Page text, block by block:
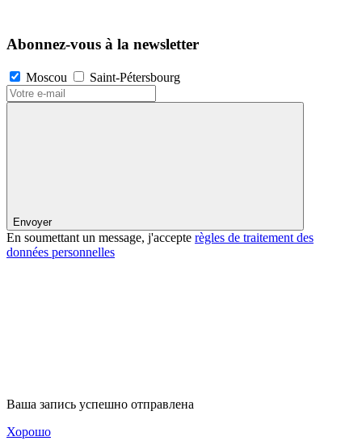
Abonnez-vous à la newsletter
Moscou Saint-Pétersbourg
Envoyer
En soumettant un message, j'accepte règles de traitement des
données personnelles
Ваша запись успешно отправлена
Хорошо